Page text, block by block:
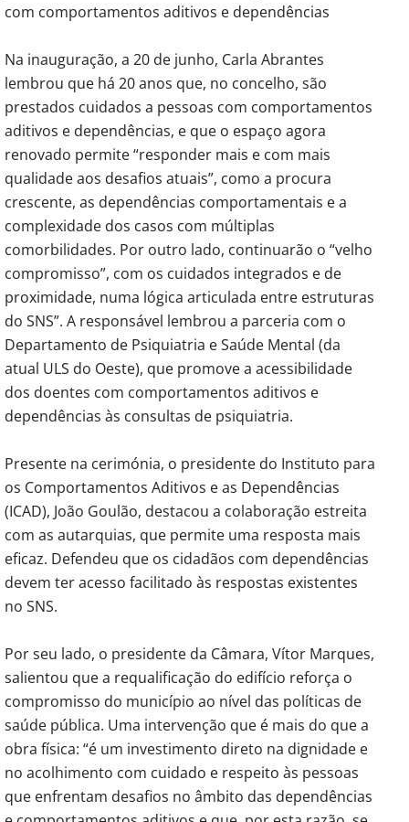
com comportamentos aditivos e dependências
Na inauguração, a 20 de junho, Carla Abrantes
lembrou que há 20 anos que, no concelho, são
prestados cuidados a pessoas com comportamentos
aditivos e dependências, e que o espaço agora
renovado permite “responder mais e com mais
qualidade aos desafios atuais”, como a procura
crescente, as dependências comportamentais e a
complexidade dos casos com múltiplas
comorbilidades. Por outro lado, continuarão o “velho
compromisso”, com os cuidados integrados e de
proximidade, numa lógica articulada entre estruturas
do SNS”. A responsável lembrou a parceria com o
Departamento de Psiquiatria e Saúde Mental (da
atual ULS do Oeste), que promove a acessibilidade
dos doentes com comportamentos aditivos e
dependências às consultas de psiquiatria.
Presente na cerimónia, o presidente do Instituto para
os Comportamentos Aditivos e as Dependências
(ICAD), João Goulão, destacou a colaboração estreita
com as autarquias, que permite uma resposta mais
eficaz. Defendeu que os cidadãos com dependências
devem ter acesso facilitado às respostas existentes
no SNS.
Por seu lado, o presidente da Câmara, Vítor Marques,
salientou que a requalificação do edifício reforça o
compromisso do município ao nível das políticas de
saúde pública. Uma intervenção que é mais do que a
obra física: “é um investimento direto na dignidade e
no acolhimento com cuidado e respeito às pessoas
que enfrentam desafios no âmbito das dependências